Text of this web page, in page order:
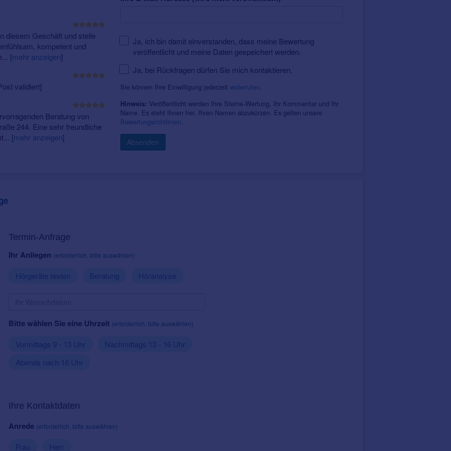
diesem Geschäft und stelle
kompetent und
[mehr anzeigen]
validiert]
Beratung von
244. Eine sehr freundliche
[mehr anzeigen]
Ja, ich bin damit einverstanden, dass meine Bewertung
veröffentlicht und meine Daten gespeichert werden.
Ja, bei Rückfragen dürfen Sie mich kontaktieren.
Sie können Ihre Einwilligung jederzeit widerrufen.
Hinweis: Veröffentlicht werden Ihre Sterne-Wertung, Ihr Kommentar und Ihr
Name. Es steht Ihnen frei, Ihren Namen abzukürzen. Es gelten unsere
Bewertungsrichtlinien.
Absenden
Termin-Anfrage
Ihr Anliegen (erforderlich, bitte auswählen)
Hörgeräte testen Beratung Höranalyse
Bitte wählen Sie eine Uhrzeit (erforderlich, bitte auswählen)
Vormittags 9 - 13 Uhr
Nachmittags 13 - 16 Uhr
Abends nach 16 Uhr
Ihre Kontaktdaten
Anrede (erforderlich, bitte auswählen)
Frau Herr